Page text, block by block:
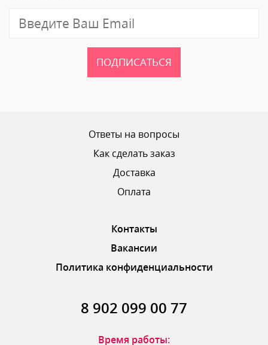
ОТПРАВИТЬ ОТЗЫВ
ПОДПИСАТЬСЯ
Ответы на вопросы
Как сделать заказ
Доставка
Оплата
Контакты
Вакансии
Политика конфиденциальности
8 902 099 00 77
Время работы: